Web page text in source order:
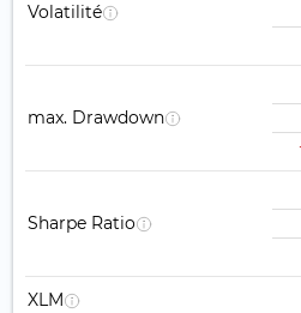
Volatilité
max. Drawdown
Sharpe Ratio
XLM